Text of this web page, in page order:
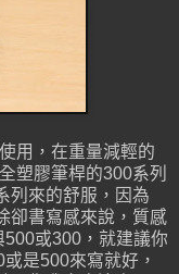
用，在重量減輕的
塑膠筆桿的300系列
列來的舒服，因為
卻書寫感來說，質感
或300，就建議你
是500來寫就好，